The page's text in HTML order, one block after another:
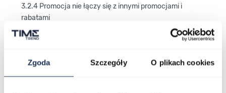
Zgoda Szczegóły O plikach cookies
3.2.4 Promocja nie łączy się z innymi promocjami i
rabatami
oraz usług).